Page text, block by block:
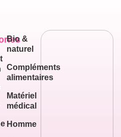
Bio &
naturel
Compléments
alimentaires
Matériel
médical
Homme